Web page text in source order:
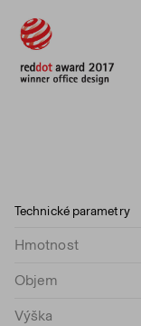
Technické parametry
Hmotnost
Objem
Výška